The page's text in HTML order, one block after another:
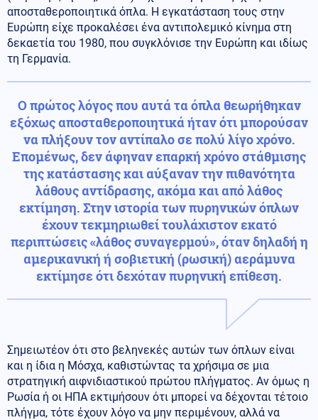
αποσταθεροποιητικά όπλα. Η εγκατάσταση τους στην
Ευρώπη είχε προκαλέσει ένα αντιπολεμικό κίνημα στη
δεκαετία του 1980, που συγκλόνισε την Ευρώπη και ιδίως
τη Γερμανία.
Ο πρώτος λόγος που αυτά τα όπλα θεωρήθηκαν
εξόχως αποσταθεροποιητικά ήταν ότι μπορούσαν
να πλήξουν τον αντίπαλο σε πολύ λίγο χρόνο.
Επομένως, δεν άφηναν επαρκή χρόνο στάθμισης
της κατάστασης και αύξαναν την πιθανότητα
λάθους αντίδρασης, ακόμα και από λάθος
εκτίμηση. Στην ιστορία των πυρηνικών όπλων
έχουν τεκμηριωθεί τουλάχιστον εκατό
περιπτώσεις «λάθος συναγερμού», όταν δηλαδή η
αμερικανική ή σοβιετική (ρωσική) αεράμυνα
εκτίμησε ότι δεχόταν πυρηνική επίθεση.
Σημειωτέον ότι στο βεληνεκές αυτών των όπλων είναι
και η ίδια η Μόσχα, καθιστώντας τα χρήσιμα σε μια
στρατηγική αιφνιδιαστικού πρώτου πλήγματος. Αν όμως η
Ρωσία ή οι ΗΠΑ εκτιμήσουν ότι μπορεί να δέχονται τέτοιο
πλήγμα, τότε έχουν λόγο να μην περιμένουν, αλλά να